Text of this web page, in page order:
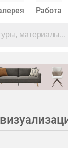
Работа